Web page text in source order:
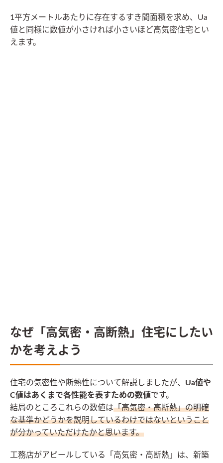
1平方メートルあたりに存在するすき間面積を求め、Ua
値と同様に数値が小さければ小さいほど高気密住宅とい
えます。
なぜ「高気密・高断熱」住宅にしたい
かを考えよう
住宅の気密性や断熱性について解説しましたが、 Ua値や
C値はあくまで各性能を表すための数値です。
結局のところこれらの数値は「高気密・高断熱」の明確
な基準かどうかを説明しているわけではないということ
が分かっていただけたかと思います。
工務店がアピールしている「高気密・高断熱」は、新築